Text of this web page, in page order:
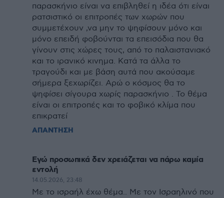
παρασκήνιο είναι να επιβληθεί η ιδέα ότι είναι
ρατσιστικό οι επιτροπές των χωρών που
συμμετέχουν ,να μην το ψηφίσουν μόνο και
μόνο επειδή φοβούνται τα επεισόδια που θα
γίνουν στις χώρες τους, από το παλαιστανιακό
και το ιρανικό κινημα. Κατά τα άλλα το
τραγούδι και με βάση αυτά που ακούσαμε
σήμερα ξεχωρίζει. Αρώ ο κόσμος θα το
ψηφίσει σίγουρα χωρίς παρασκήνιο . Το θέμα
είναι οι επιτροπές και το φοβικό κλίμα που
επικρατεί
ΑΠΑΝΤΗΣΗ
Εγώ προσωπικά δεν χρειάζεται να πάρω καμία
εντολή
14.05.2026, 23:48
Με το ισραήλ έχω θέμα.. Με τον Ισραηλινό που